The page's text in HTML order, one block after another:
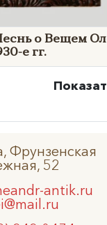
о Вещем
е гг.
Фрунзенская
52
antik.ru